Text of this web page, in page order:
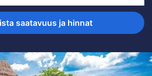
saatavuus ja hinnat